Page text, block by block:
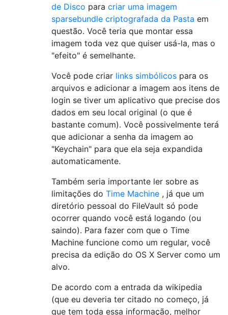
de Disco para criar uma imagem
sparsebundle criptografada da Pasta em
questão. Você teria que montar essa
imagem toda vez que quiser usá-la, mas o
"efeito" é semelhante.
Você pode criar links simbólicos para os
arquivos e adicionar a imagem aos itens de
login se tiver um aplicativo que precise dos
dados em seu local original (o que é
bastante comum). Você possivelmente terá
que adicionar a senha da imagem ao
"Keychain" para que ela seja expandida
automaticamente.
Também seria importante ler sobre as
limitações do Time Machine , já que um
diretório pessoal do FileVault só pode
ocorrer quando você está logando (ou
saindo). Para fazer com que o Time
Machine funcione como um regular, você
precisa da edição do OS X Server como um
alvo.
De acordo com a entrada da wikipedia
(que eu deveria ter citado no começo, já
que tem toda essa informação, melhor